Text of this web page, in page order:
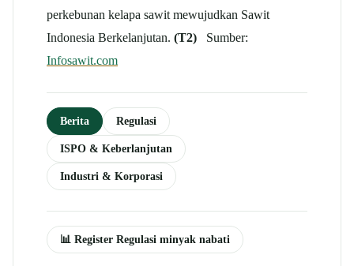
perkebunan kelapa sawit mewujudkan Sawit
Indonesia Berkelanjutan. (T2) Sumber:
Infosawit.com
Berita Regulasi
ISPO & Keberlanjutan
Industri & Korporasi
📊 Register Regulasi minyak nabati